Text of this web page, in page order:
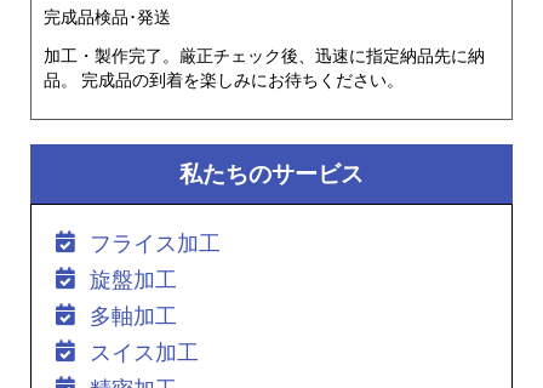
完成品検品･発送
加工・製作完了。厳正チェック後、迅速に指定納品先に納
品。 完成品の到着を楽しみにお待ちください。
私たちのサービス
フライス加工
旋盤加工
多軸加工
スイス加工